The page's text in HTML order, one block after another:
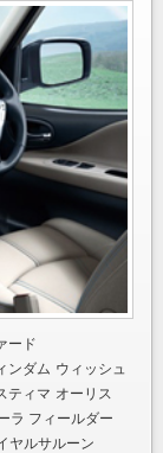
ード
ンダム ウィッシュ
ティマ オーリス
ラ フィールダー
ヤルサルーン